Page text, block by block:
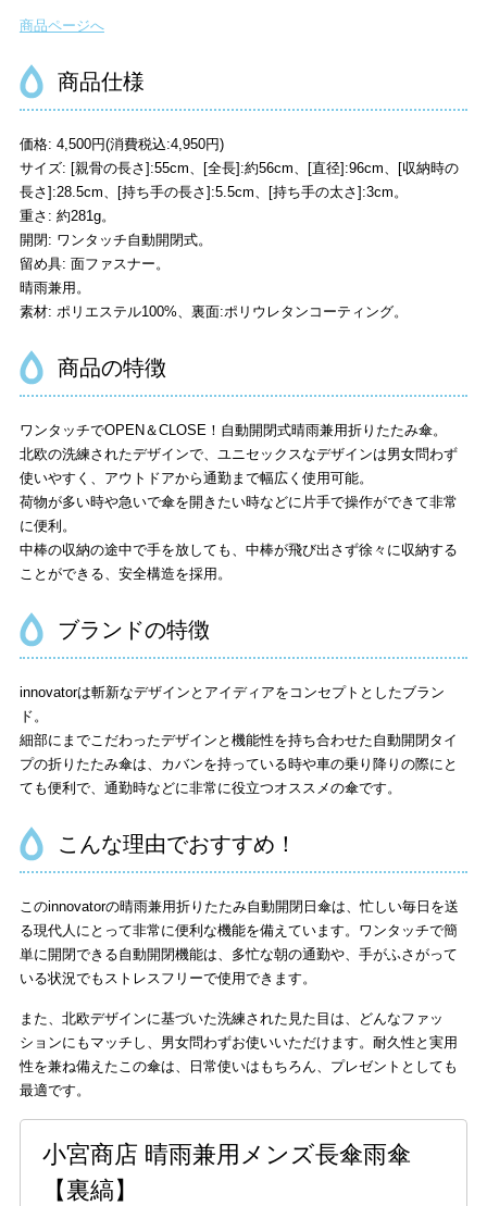
商品ページへ
商品仕様
価格: 4,500円(消費税込:4,950円)
サイズ: [親骨の長さ]:55cm、[全長]:約56cm、[直径]:96cm、[収納時の
長さ]:28.5cm、[持ち手の長さ]:5.5cm、[持ち手の太さ]:3cm。
重さ: 約281g。
開閉: ワンタッチ自動開閉式。
留め具: 面ファスナー。
晴雨兼用。
素材: ポリエステル100%、裏面:ポリウレタンコーティング。
商品の特徴
ワンタッチでOPEN＆CLOSE！自動開閉式晴雨兼用折りたたみ傘。
北欧の洗練されたデザインで、ユニセックスなデザインは男女問わず
使いやすく、アウトドアから通勤まで幅広く使用可能。
荷物が多い時や急いで傘を開きたい時などに片手で操作ができて非常
に便利。
中棒の収納の途中で手を放しても、中棒が飛び出さず徐々に収納する
ことができる、安全構造を採用。
ブランドの特徴
innovatorは斬新なデザインとアイディアをコンセプトとしたブラン
ド。
細部にまでこだわったデザインと機能性を持ち合わせた自動開閉タイ
プの折りたたみ傘は、カバンを持っている時や車の乗り降りの際にと
ても便利で、通勤時などに非常に役立つオススメの傘です。
こんな理由でおすすめ！
このinnovatorの晴雨兼用折りたたみ自動開閉日傘は、忙しい毎日を送
る現代人にとって非常に便利な機能を備えています。ワンタッチで簡
単に開閉できる自動開閉機能は、多忙な朝の通勤や、手がふさがって
いる状況でもストレスフリーで使用できます。
また、北欧デザインに基づいた洗練された見た目は、どんなファッ
ションにもマッチし、男女問わずお使いいただけます。耐久性と実用
性を兼ね備えたこの傘は、日常使いはもちろん、プレゼントとしても
最適です。
小宮商店 晴雨兼用メンズ長傘雨傘
【裏縞】